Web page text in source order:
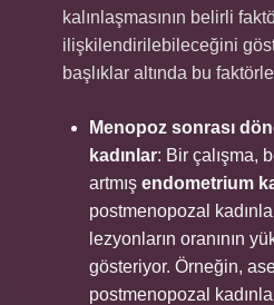
kalınlaşmasının belirli
ilişkilendirilebileceğini
başlıklar altında bu
Menopoz sonrası
kadınlar: Bir çalışma,
artmış endometrium
postmenopozal
lezyonların oranının
gösteriyor. Örneğin,
postmenopozal